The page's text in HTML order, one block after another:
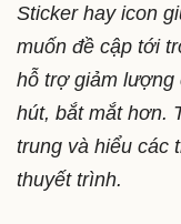
Sticker hay icon
muốn đề cập tới
hỗ trợ giảm lượng
hút, bắt mắt hơn.
trung và hiểu các
thuyết trình.